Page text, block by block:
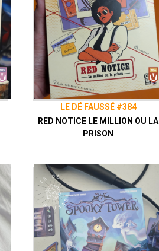
LE DÉ FAUSSÉ #384
RED NOTICE LE MILLION OU LA
PRISON